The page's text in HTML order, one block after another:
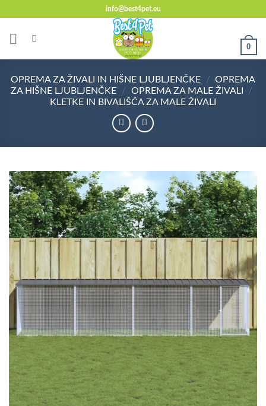
vsebino
info@best4pet.eu
0
OPREMA ZA ŽIVALI IN HIŠNE LJUBLJENČKE / OPREMA
ZA HIŠNE LJUBLJENČKE
/ OPREMA ZA MALE ŽIVALI
/
KLETKE IN BIVALIŠČA ZA MALE ŽIVALI